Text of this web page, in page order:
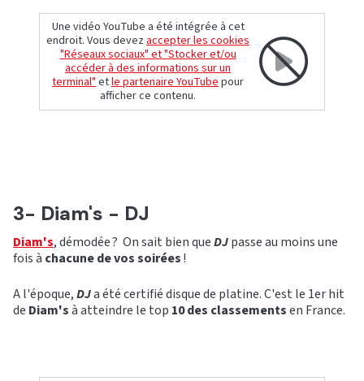
Une vidéo YouTube a été intégrée à cet
endroit. Vous devez accepter les cookies
"Réseaux sociaux" et "Stocker et/ou
accéder à des informations sur un
terminal" etle partenaire YouTube pour
afficher ce contenu.
3- Diam's - DJ
Diam's, démodée ? On sait bien queDJpasse au moins une
fois à chacune de vossoirées!
A l'époque,DJa été certifié disque de platine. C'est le 1er hit
de Diam'sà atteindre le top 10 des classementsen France.